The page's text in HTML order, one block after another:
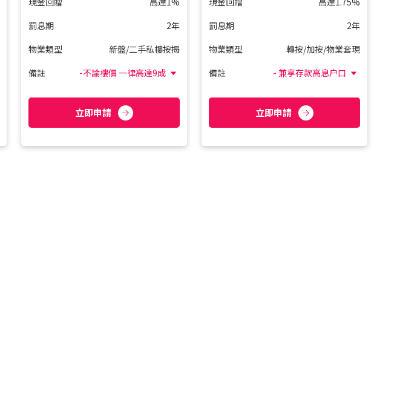
罰息期
2年
物業類型
新盤/二手私樓按揭
備註
-不論樓價 一律高達9成
立即申請
罰息期
2年
物業類型
轉按/加按/物業套現
備註
- 兼享存款高息户口
立即申請